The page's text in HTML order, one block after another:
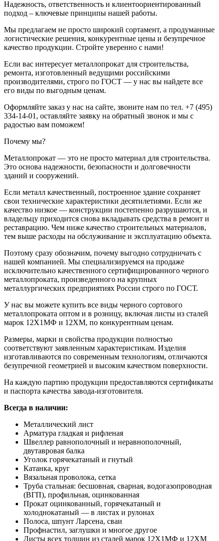
Надежность, ответственность и клиентоориентированный
подход – ключевые принципы нашей работы.
Мы предлагаем не просто широкий сортамент, а продуманные
логистические решения, конкурентные цены и безупречное
качество продукции. Стройте уверенно с нами!
Если вас интересует металлопрокат для строительства,
ремонта, изготовленный ведущими российскими
производителями, строго по ГОСТ — у нас вы найдете все
его виды по выгодным ценам.
Оформляйте заказ у нас на сайте, звоните нам по тел. +7 (495)
334-14-01, оставляйте заявку на обратный звонок и мы с
радостью вам поможем!
Почему мы?
Металлопрокат — это не просто материал для строительства.
Это основа надежности, безопасности и долговечности
зданий и сооружений.
Если металл качественный, построенное здание сохраняет
свои технические характеристики десятилетиями. Если же
качество низкое — конструкции постепенно разрушаются, и
владельцу приходится снова вкладывать средства в ремонт и
реставрацию. Чем ниже качество строительных материалов,
тем выше расходы на обслуживание и эксплуатацию объекта.
Поэтому сразу обозначим, почему выгодно сотрудничать с
нашей компанией. Мы специализируемся на продаже
исключительно качественного сертифицированного черного
металлопроката, произведенного на крупных
металлургических предприятиях России строго по ГОСТ.
У нас вы можете купить все виды черного сортового
металлопроката оптом и в розницу, включая листы из сталей
марок 12Х1МФ и 12ХМ, по конкурентным ценам.
Размеры, марки и свойства продукции полностью
соответствуют заявленным характеристикам. Изделия
изготавливаются по современным технологиям, отличаются
безупречной геометрией и высоким качеством поверхности.
На каждую партию продукции предоставляются сертификаты
и паспорта качества завода-изготовителя.
Всегда в наличии:
Металлический лист
Арматура гладкая и рифленая
Швеллер равнополочный и неравнополочный,
двутавровая балка
Уголок горячекатаный и гнутый
Катанка, круг
Вязальная проволока, сетка
Труба стальная: бесшовная, сварная, водогазопроводная
(ВГП), профильная, оцинкованная
Прокат оцинкованный, горячекатаный и
холоднокатаный — в листах и рулонах
Полоса, шпунт Ларсена, сваи
Профнастил, заглушки и многое другое
Листы всех толщин из сталей марок 12Х1МФ и 12ХМ